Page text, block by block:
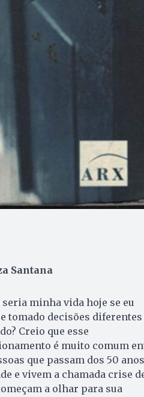
Santana
seria minha vida hoje se eu
tomado decisões diferentes
Creio que esse
é muito comum
que passam dos 50 anos
e vivem a chamada crise
a olhar para sua